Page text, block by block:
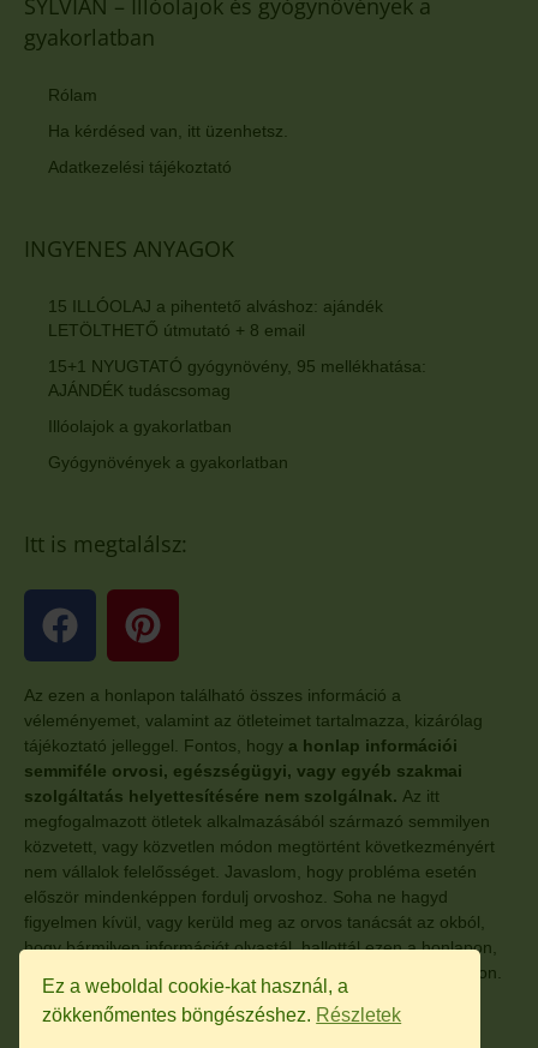
SYLVIAN – Illóolajok és gyógynövények a
gyakorlatban
Rólam
Ha kérdésed van, itt üzenhetsz.
Adatkezelési tájékoztató
INGYENES ANYAGOK
15 ILLÓOLAJ a pihentető alváshoz: ajándék
LETÖLTHETŐ útmutató + 8 email
15+1 NYUGTATÓ gyógynövény, 95 mellékhatása:
AJÁNDÉK tudáscsomag
Illóolajok a gyakorlatban
Gyógynövények a gyakorlatban
Itt is megtalálsz:
Az ezen a honlapon található összes információ a
véleményemet, valamint az ötleteimet tartalmazza, kizárólag
tájékoztató jelleggel. Fontos, hogy a honlap információi
semmiféle orvosi, egészségügyi, vagy egyéb szakmai
szolgáltatás helyettesítésére nem szolgálnak. Az itt
megfogalmazott ötletek alkalmazásából származó semmilyen
közvetett, vagy közvetlen módon megtörtént következményért
nem vállalok felelősséget. Javaslom, hogy probléma esetén
először mindenképpen fordulj orvoshoz. Soha ne hagyd
figyelmen kívül, vagy kerüld meg az orvos tanácsát az okból,
hogy bármilyen információt olvastál, hallottál ezen a honlapon,
vagy a honlaphoz kapcsolódó, egyéb más oldalon, anyagokon.
Ez a weboldal cookie-kat használ, a
zökkenőmentes böngészéshez. Részletek